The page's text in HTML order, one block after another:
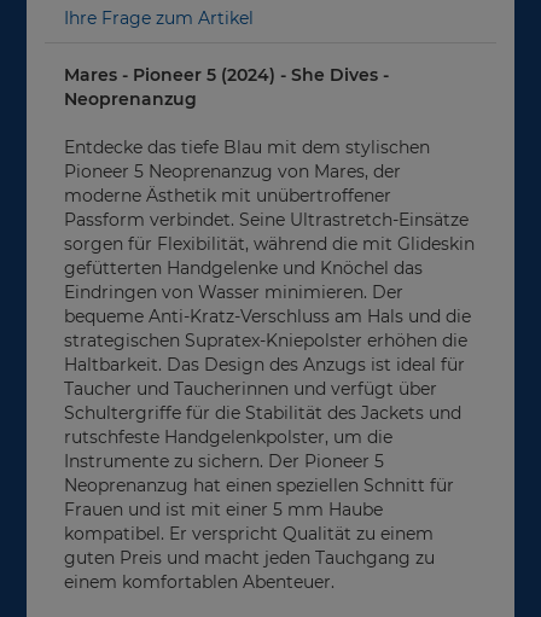
Ihre Frage zum Artikel
Mares - Pioneer 5 (2024) - She Dives -
Neoprenanzug
Entdecke das tiefe Blau mit dem stylischen
Pioneer 5 Neoprenanzug von Mares, der
moderne Ästhetik mit unübertroffener
Passform verbindet. Seine Ultrastretch-Einsätze
sorgen für Flexibilität, während die mit Glideskin
gefütterten Handgelenke und Knöchel das
Eindringen von Wasser minimieren. Der
bequeme Anti-Kratz-Verschluss am Hals und die
strategischen Supratex-Kniepolster erhöhen die
Haltbarkeit. Das Design des Anzugs ist ideal für
Taucher und Taucherinnen und verfügt über
Schultergriffe für die Stabilität des Jackets und
rutschfeste Handgelenkpolster, um die
Instrumente zu sichern. Der Pioneer 5
Neoprenanzug hat einen speziellen Schnitt für
Frauen und ist mit einer 5 mm Haube
kompatibel. Er verspricht Qualität zu einem
guten Preis und macht jeden Tauchgang zu
einem komfortablen Abenteuer.